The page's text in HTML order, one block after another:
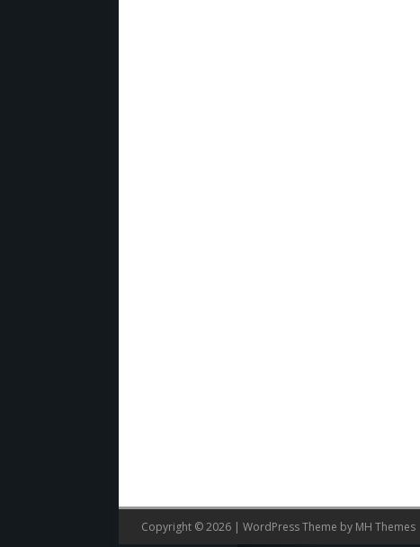
Copyright © 2026 | WordPress Theme by MH Themes